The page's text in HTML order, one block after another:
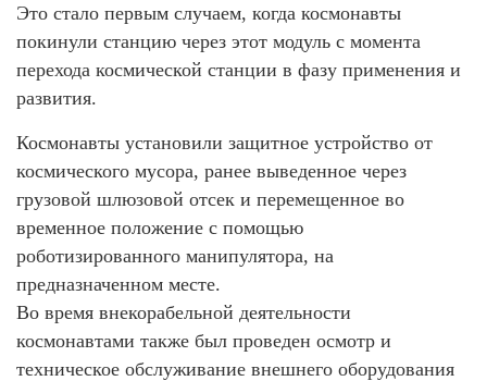
Это стало первым случаем, когда космонавты
покинули станцию через этот модуль с момента
перехода космической станции в фазу применения и
развития.
Космонавты установили защитное устройство от
космического мусора, ранее выведенное через
грузовой шлюзовой отсек и перемещенное во
временное положение с помощью
роботизированного манипулятора, на
предназначенном месте.
Во время внекорабельной деятельности
космонавтами также был проведен осмотр и
техническое обслуживание внешнего оборудования